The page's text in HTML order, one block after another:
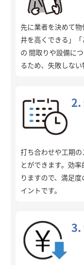
先に業者を決めて
井を高くできる」
の 間取りや設備に
るため、失敗しない
2.
打ち合わせや工期
とができます。効
りますので、満足
イントです。
3.